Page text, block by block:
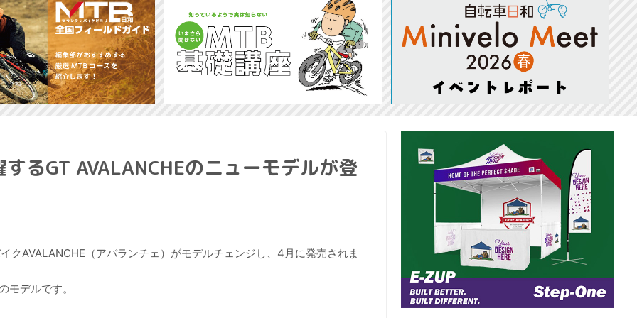
るGT AVALANCHEのニューモデルが登
クAVALANCHE（アバランチェ）がモデルチェンジし、4月に発売されま
デルです。